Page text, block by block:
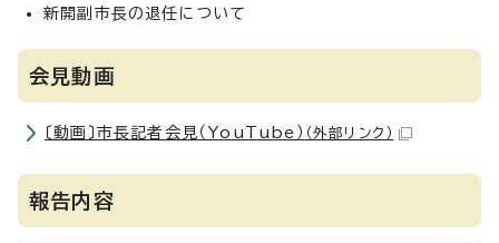
新開副市長の退任について
会見動画
〔動画〕市長記者会見（YouTube） （外部リンク）
報告内容